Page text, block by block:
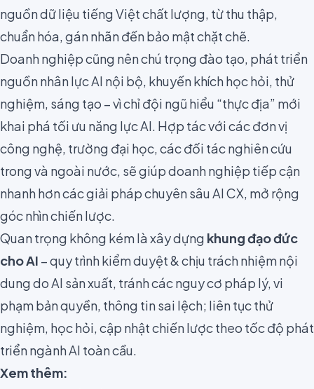
nguồn dữ liệu tiếng Việt chất lượng, từ thu thập,
chuẩn hóa, gán nhãn đến bảo mật chặt chẽ.
Doanh nghiệp cũng nên chú trọng đào tạo, phát triển
nguồn nhân lực AI nội bộ, khuyến khích học hỏi, thử
nghiệm, sáng tạo – vì chỉ đội ngũ hiểu “thực địa” mới
khai phá tối ưu năng lực AI. Hợp tác với các đơn vị
công nghệ, trường đại học, các đối tác nghiên cứu
trong và ngoài nước, sẽ giúp doanh nghiệp tiếp cận
nhanh hơn các giải pháp chuyên sâu AI CX, mở rộng
góc nhìn chiến lược.
Quan trọng không kém là xây dựng khung đạo đức
cho AI – quy trình kiểm duyệt & chịu trách nhiệm nội
dung do AI sản xuất, tránh các nguy cơ pháp lý, vi
phạm bản quyền, thông tin sai lệch; liên tục thử
nghiệm, học hỏi, cập nhật chiến lược theo tốc độ phát
triển ngành AI toàn cầu.
Xem thêm: